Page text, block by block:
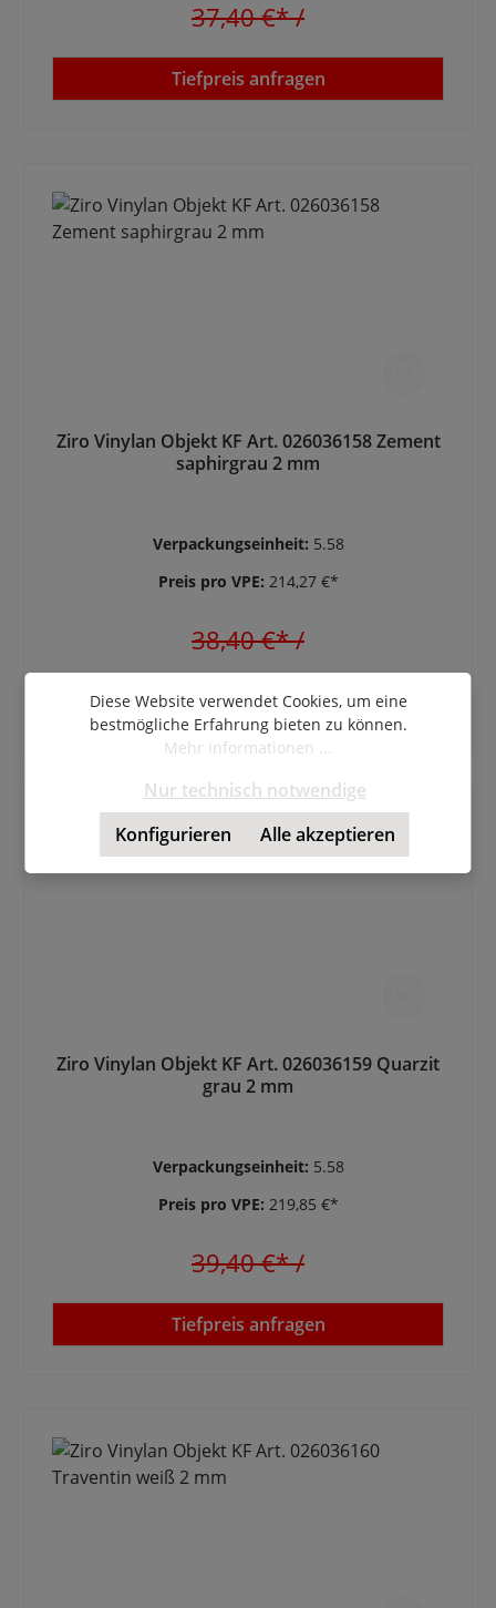
37,40 €*/
Tiefpreis anfragen
Ziro Vinylan Objekt KF Art. 026036158 Zement
saphirgrau 2 mm
Verpackungseinheit: 5.58
Preis pro VPE: 214,27 €*
38,40 €*/
Tiefpreis anfragen
Ziro Vinylan Objekt KF Art. 026036159 Quarzit
grau 2 mm
Verpackungseinheit: 5.58
Preis pro VPE: 219,85 €*
39,40 €*/
Tiefpreis anfragen
Diese Website verwendet Cookies, um eine
bestmögliche Erfahrung bieten zu können.
Mehr Informationen ...
Nur technisch notwendige
Konfigurieren
Alle akzeptieren